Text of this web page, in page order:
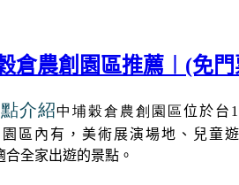
倉農創園區推薦︱(免
介紹中埔穀倉農創園區位於台
區內有，美術展演場地、兒童
全家出遊的景點。